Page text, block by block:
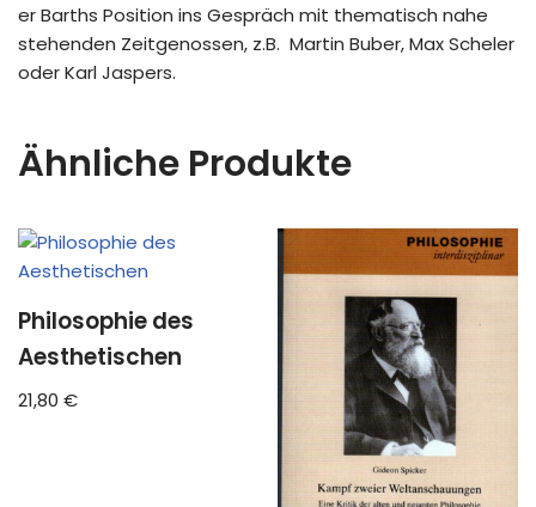
er Barths Position ins Gespräch mit thematisch nahe
stehenden Zeitgenossen, z.B. Martin Buber, Max Scheler
oder Karl Jaspers.
Ähnliche Produkte
Philosophie des
Aesthetischen
21,80 €